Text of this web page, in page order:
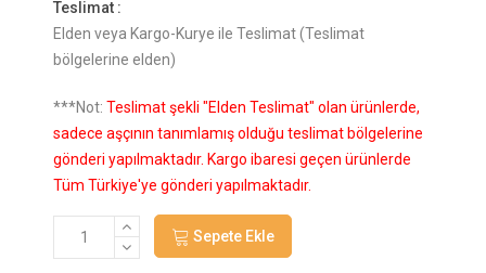
Teslimat :
Elden veya Kargo-Kurye ile Teslimat (Teslimat
bölgelerine elden)
***Not: Teslimat şekli "Elden Teslimat" olan ürünlerde,
sadece aşçının tanımlamış olduğu teslimat bölgelerine
gönderi yapılmaktadır. Kargo ibaresi geçen ürünlerde
Tüm Türkiye'ye gönderi yapılmaktadır.
Sepete Ekle